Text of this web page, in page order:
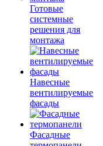
Готовые
системные
решения для
монтажа
Навесные
вентилируемые
фасады
Фасадные